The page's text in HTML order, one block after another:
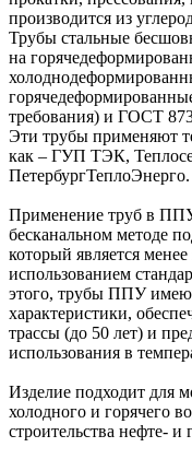
производится из
Трубы стальные
на
требования) и ГОСТ
Эти трубы применяют
как – ГУП ТЭК,
ПетербургТеплоЭнерго.
Применение труб в
бесканальном методе
который является
использованием
этого, трубы ППУ
характеристики,
трассы (до 50 лет) и
использования в
Изделие подходит для
холодного и горячего
строительства нефте- и